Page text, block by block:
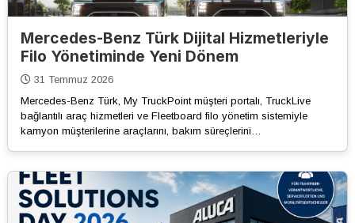
Mercedes-Benz Türk Dijital Hizmetleriyle
Filo Yönetiminde Yeni Dönem
31 Temmuz 2026
Mercedes-Benz Türk, My TruckPoint müşteri portalı, TruckLive
bağlantılı araç hizmetleri ve Fleetboard filo yönetim sistemiyle
kamyon müşterilerine araçlarını, bakım süreçlerini…